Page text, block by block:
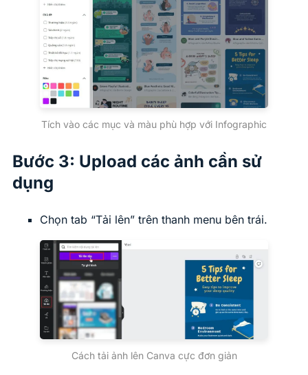
Tích vào các mục và màu phù hợp với Infographic
Bước 3: Upload các ảnh cần sử
dụng
Chọn tab “Tải lên” trên thanh menu bên trái.
Cách tải ảnh lên Canva cực đơn giản